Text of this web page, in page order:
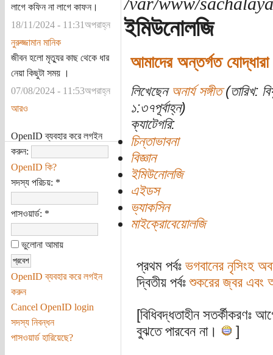
লাগে কফিন না লাগে কাফন।
18/11/2024 - 11:31অপরাহ্ন
নুরুজ্জামান মানিক
জীবন হলো মৃত্যুর কাছ থেকে ধার
নেয়া কিছুটা সময় ।
07/08/2024 - 11:53অপরাহ্ন
আরও
OpenID ব্যবহার করে লগইন
করুন:
OpenID কি?
সদস্য পরিচয়: *
পাসওয়ার্ড: *
ভুলোনা আমায়
OpenID ব্যবহার করে লগইন
করুন
Cancel OpenID login
সদস্য নিবন্ধন
পাসওয়ার্ড হারিয়েছে?
ইমিউনোলজি
আমাদের অন্তর্গত
লিখেছেন অনার্য সঙ্গীত(তারিখ:
১:৩৭পূর্বাহ্ন)
ক্যাটেগরি:
চিন্তাভাবনা
বিজ্ঞান
ইমিউনোলজি
এইডস
ভ্যাকসিন
মাইক্রোবেয়োলজি
প্রথম পর্বঃ ভগবানের নৃসিংহ
দ্বিতীয় পর্বঃশুকরের জ্বর এবং
[বিধিবদ্ধতাহীন সতর্কীকরণঃ
বুঝতে পারবেন না।
]